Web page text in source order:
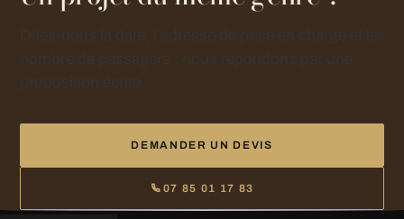
DEMANDER UN DEVIS
07 85 01 17 83